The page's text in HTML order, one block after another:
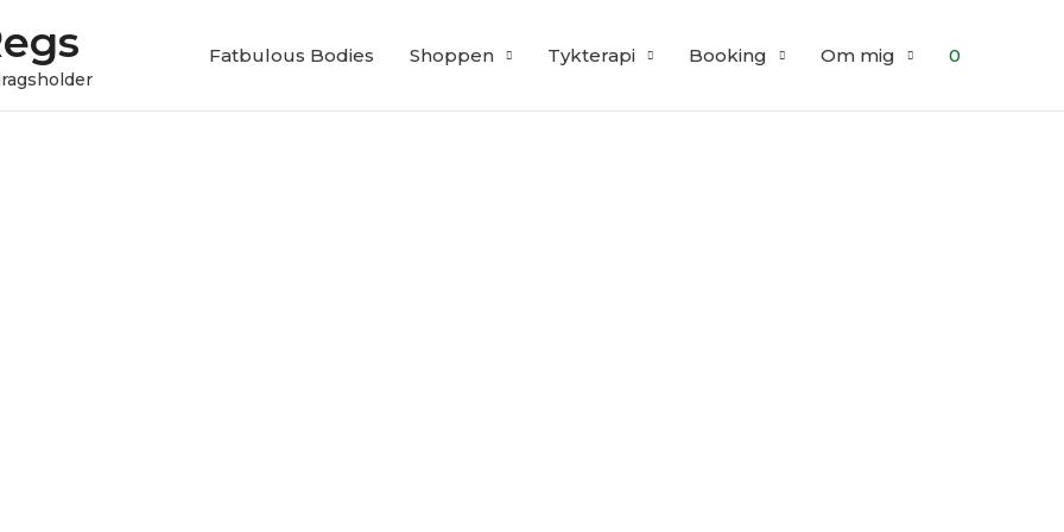
Fatbulous Bodies Shoppen Tykterapi Booking Om mig 0